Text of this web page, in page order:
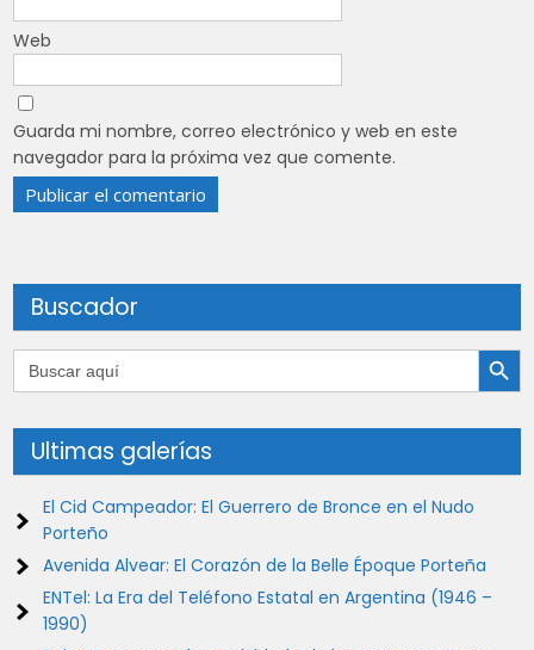
Web
Guarda mi nombre, correo electrónico y web en este
navegador para la próxima vez que comente.
Buscador
Buscar: Botón de
Ultimas galerías
El Cid Campeador: El Guerrero de Bronce en el Nudo
Porteño
Avenida Alvear: El Corazón de la Belle Époque Porteña
ENTel: La Era del Teléfono Estatal en Argentina (1946 –
1990)